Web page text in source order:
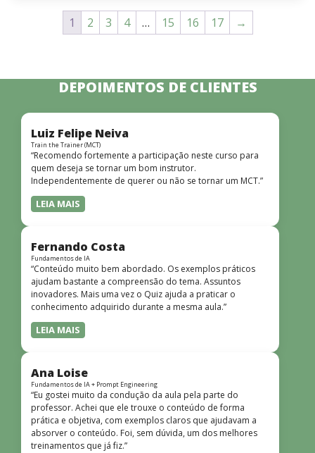
1 2 3 4 … 15 16 17 →
DEPOIMENTOS DE CLIENTES
Luiz Felipe Neiva
Train the Trainer (MCT)
“Recomendo fortemente a participação neste curso para
quem deseja se tornar um bom instrutor.
Independentemente de querer ou não se tornar um MCT.”
LEIA MAIS
Fernando Costa
Fundamentos de IA
“Conteúdo muito bem abordado. Os exemplos práticos
ajudam bastante a compreensão do tema. Assuntos
inovadores. Mais uma vez o Quiz ajuda a praticar o
conhecimento adquirido durante a mesma aula.”
LEIA MAIS
Ana Loise
Fundamentos de IA + Prompt Engineering
“Eu gostei muito da condução da aula pela parte do
professor. Achei que ele trouxe o conteúdo de forma
prática e objetiva, com exemplos claros que ajudavam a
absorver o conteúdo. Foi, sem dúvida, um dos melhores
treinamentos que já fiz.”